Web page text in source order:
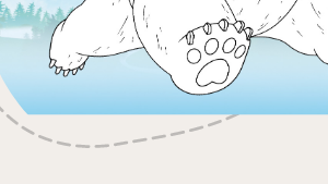
/fr/fr/kinder-chocolat